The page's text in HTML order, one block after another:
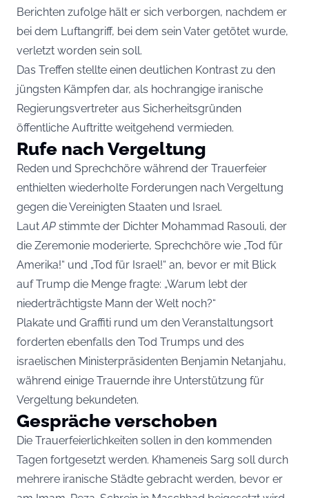
Berichten zufolge hält er sich verborgen, nachdem er
bei dem Luftangriff, bei dem sein Vater getötet wurde,
verletzt worden sein soll.
Das Treffen stellte einen deutlichen Kontrast zu den
jüngsten Kämpfen dar, als hochrangige iranische
Regierungsvertreter aus Sicherheitsgründen
öffentliche Auftritte weitgehend vermieden.
Rufe nach Vergeltung
Reden und Sprechchöre während der Trauerfeier
enthielten wiederholte Forderungen nach Vergeltung
gegen die Vereinigten Staaten und Israel.
LautAP stimmte der Dichter Mohammad Rasouli, der
die Zeremonie moderierte, Sprechchöre wie „Tod für
Amerika!“ und „Tod für Israel!“ an, bevor er mit Blick
auf Trump die Menge fragte: „Warum lebt der
niederträchtigste Mann der Welt noch?“
Plakate und Graffiti rund um den Veranstaltungsort
forderten ebenfalls den Tod Trumps und des
israelischen Ministerpräsidenten Benjamin Netanjahu,
während einige Trauernde ihre Unterstützung für
Vergeltung bekundeten.
Gespräche verschoben
Die Trauerfeierlichkeiten sollen in den kommenden
Tagen fortgesetzt werden. Khameneis Sarg soll durch
mehrere iranische Städte gebracht werden, bevor er